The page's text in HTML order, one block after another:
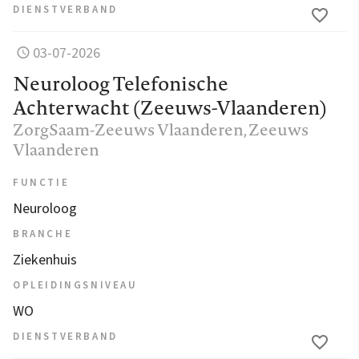
DIENSTVERBAND
03-07-2026
Neuroloog Telefonische
Achterwacht (Zeeuws-Vlaanderen)
ZorgSaam-Zeeuws Vlaanderen, Zeeuws
Vlaanderen
FUNCTIE
Neuroloog
BRANCHE
Ziekenhuis
OPLEIDINGSNIVEAU
WO
DIENSTVERBAND